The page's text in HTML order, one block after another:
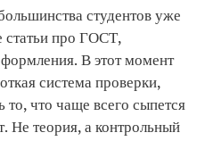
студентов уже
статьи про ГОСТ,
В этот момент
система проверки,
то, что чаще всего сыпется
Не теория, а контрольный